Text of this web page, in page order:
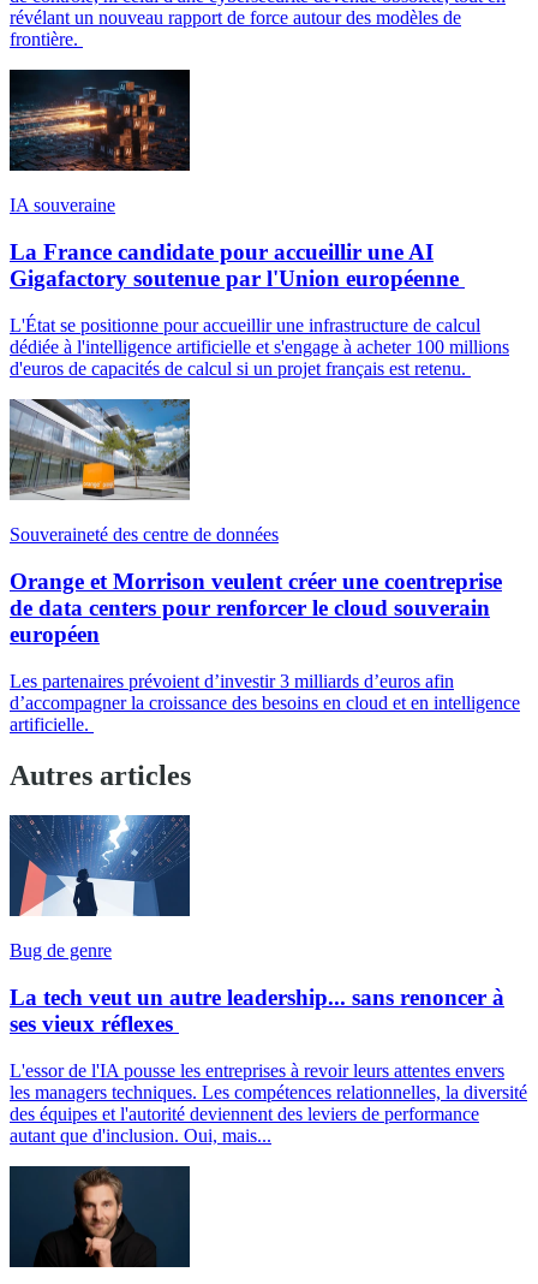
révélant un nouveau rapport de force autour des modèles de
frontière.
IA souveraine
La France candidate pour accueillir une AI
Gigafactory soutenue par l'Union européenne
L'État se positionne pour accueillir une infrastructure de calcul
dédiée à l'intelligence artificielle et s'engage à acheter 100 millions
d'euros de capacités de calcul si un projet français est retenu.
Souveraineté des centre de données
Orange et Morrison veulent créer une coentreprise
de data centers pour renforcer le cloud souverain
européen
Les partenaires prévoient d’investir 3 milliards d’euros afin
d’accompagner la croissance des besoins en cloud et en intelligence
artificielle.
Autres articles
Bug de genre
La tech veut un autre leadership... sans renoncer à
ses vieux réflexes
L'essor de l'IA pousse les entreprises à revoir leurs attentes envers
les managers techniques. Les compétences relationnelles, la diversité
des équipes et l'autorité deviennent des leviers de performance
autant que d'inclusion. Oui, mais...